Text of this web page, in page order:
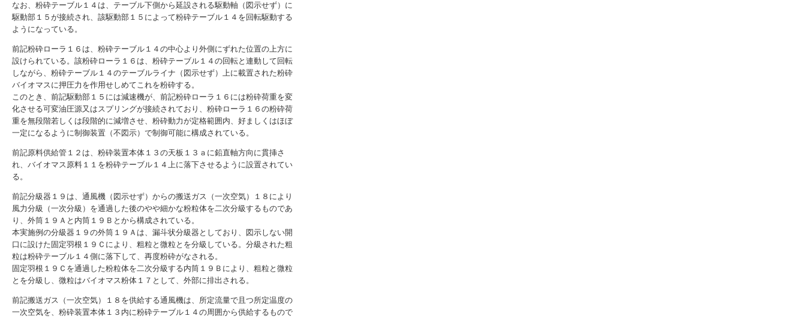
なお、粉砕テーブル１４は、テーブル下側から延設される駆動軸（図示せず）に
駆動部１５が接続され、該駆動部１５によって粉砕テーブル１４を回転駆動する
ようになっている。
前記粉砕ローラ１６は、粉砕テーブル１４の中心より外側にずれた位置の上方に
設けられている。該粉砕ローラ１６は、粉砕テーブル１４の回転と連動して回転
しながら、粉砕テーブル１４のテーブルライナ（図示せず）上に載置された粉砕
バイオマスに押圧力を作用せしめてこれを粉砕する。
このとき、前記駆動部１５には減速機が、前記粉砕ローラ１６には粉砕荷重を変
化させる可変油圧源又はスプリングが接続されており、粉砕ローラ１６の粉砕荷
重を無段階若しくは段階的に減増させ、粉砕動力が定格範囲内、好ましくはほぼ
一定になるように制御装置（不図示）で制御可能に構成されている。
前記原料供給管１２は、粉砕装置本体１３の天板１３ａに鉛直軸方向に貫挿さ
れ、バイオマス原料１１を粉砕テーブル１４上に落下させるように設置されてい
る。
前記分級器１９は、通風機（図示せず）からの搬送ガス（一次空気）１８により
風力分級（一次分級）を通過した後のやや細かな粉粒体を二次分級するものであ
り、外筒１９Ａと内筒１９Ｂとから構成されている。
本実施例の分級器１９の外筒１９Ａは、漏斗状分級器としており、図示しない開
口に設けた固定羽根１９Ｃにより、粗粒と微粒とを分級している。分級された粗
粒は粉砕テーブル１４側に落下して、再度粉砕がなされる。
固定羽根１９Ｃを通過した粉粒体を二次分級する内筒１９Ｂにより、粗粒と微粒
とを分級し、微粒はバイオマス粉体１７として、外部に排出される。
前記搬送ガス（一次空気）１８を供給する通風機は、所定流量で且つ所定温度の
一次空気を、粉砕装置本体１３内に粉砕テーブル１４の周囲から供給するもので